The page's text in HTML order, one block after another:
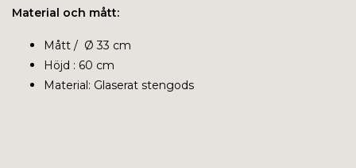
Material och mått:
Mått / Ø 33 cm
Höjd : 60 cm
Material: Glaserat stengods